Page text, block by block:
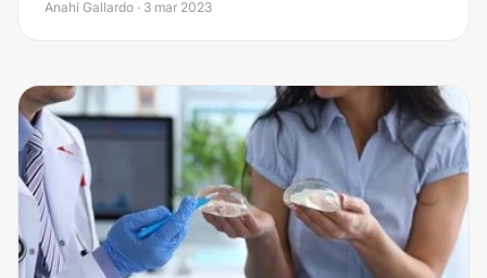
Anahí Gallardo · 3 mar 2023